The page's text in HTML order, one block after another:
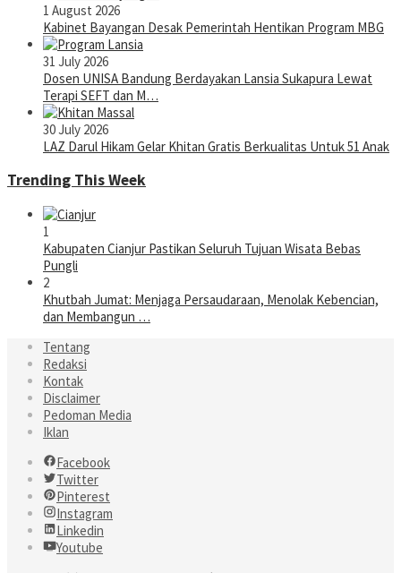
1 August 2026
Kabinet Bayangan Desak Pemerintah Hentikan Program MBG
31 July 2026
Dosen UNISA Bandung Berdayakan Lansia Sukapura Lewat
Terapi SEFT dan M…
30 July 2026
LAZ Darul Hikam Gelar Khitan Gratis Berkualitas Untuk 51 Anak
Trending This Week
1
Kabupaten Cianjur Pastikan Seluruh Tujuan Wisata Bebas
Pungli
2
Khutbah Jumat: Menjaga Persaudaraan, Menolak Kebencian,
dan Membangun …
Tentang
Redaksi
Kontak
Disclaimer
Pedoman Media
Iklan
Facebook
Twitter
Pinterest
Instagram
Linkedin
Youtube